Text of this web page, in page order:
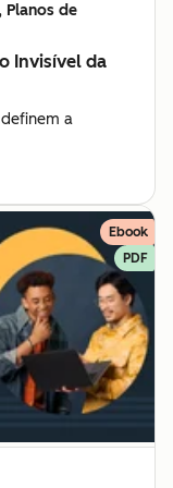
Planos de
Invisível da
a
Ebook
PDF